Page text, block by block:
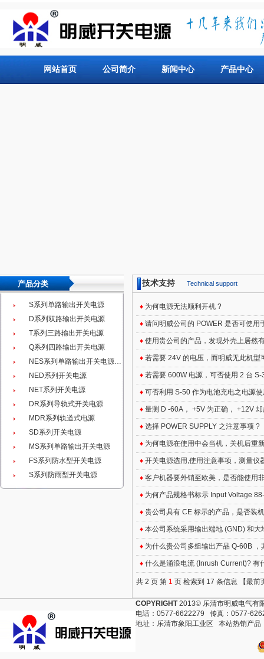
网站首页 公司简介 新闻中心 产品中心
产品分类
S系列单路输出开关电源
D系列双路输出开关电源
T系列三路输出开关电源
Q系列四路输出开关电源
NES系列单路输出开关电源…
NED系列开关电源
NET系列开关电源
DR系列导轨式开关电源
MDR系列轨道式电源
SD系列开关电源
MS系列单路输出开关电源
FS系列防水型开关电源
S系列防雨型开关电源
技术支持 Technical support
♦ 为何电源无法顺利开机 ?
♦ 请问明威公司的 POWER 是否可使
♦ 使用贵公司的产品，发现外壳上居然
♦ 若需要 24V 的电压，而明威无此机型
♦ 若需要 600W 电源，可否使用 2 台 S-
♦ 可否利用 S-50 作为电池充电之电源
♦ 量测 D -60A， +5V 为正确， +12V
♦ 选择 POWER SUPPLY 之注意事项 ?
♦ 为何电源在使用中会当机，关机后重
♦ 开关电源选用,使用注意事项，测量仪
♦ 客户机器要外销至欧美，是否能使用
♦ 为何产品规格书标示 Input Voltage
♦ 贵公司具有 CE 标示的产品，是否装
♦ 本公司系统采用输出端地 (GND) 和
♦ 为什么贵公司多组输出产品 Q-60B
♦ 什么是涌浪电流 (Inrush Current)? 有
共 2 页 第 1 页 检索到 17 条信息 【最前
COPYRIGHT2013© 乐清市明威电气有
电话：0577-6622279 传真：0577-
地址：乐清市象阳工业区 本站热销产品